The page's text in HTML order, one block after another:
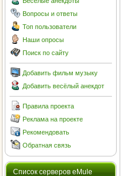
Вопросы и ответы
Топ пользователи
Наши опросы
Поиск по сайту
Добавить фильм музыку
Добавить весёлый анекдот
Правила проекта
Реклама на проекте
Рекомендовать
Обратная связь
Cписок серверов eMule